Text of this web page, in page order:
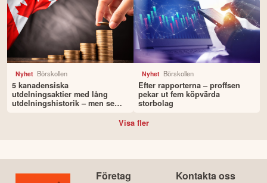
Nyhet Börskollen
5 kanadensiska
utdelningsaktier med lång
utdelningshistorik – men se
Nyhet Börskollen
Efter rapporterna – proffsen
pekar ut fem köpvärda
storbolag
Visa fler
Företag Kontakta oss